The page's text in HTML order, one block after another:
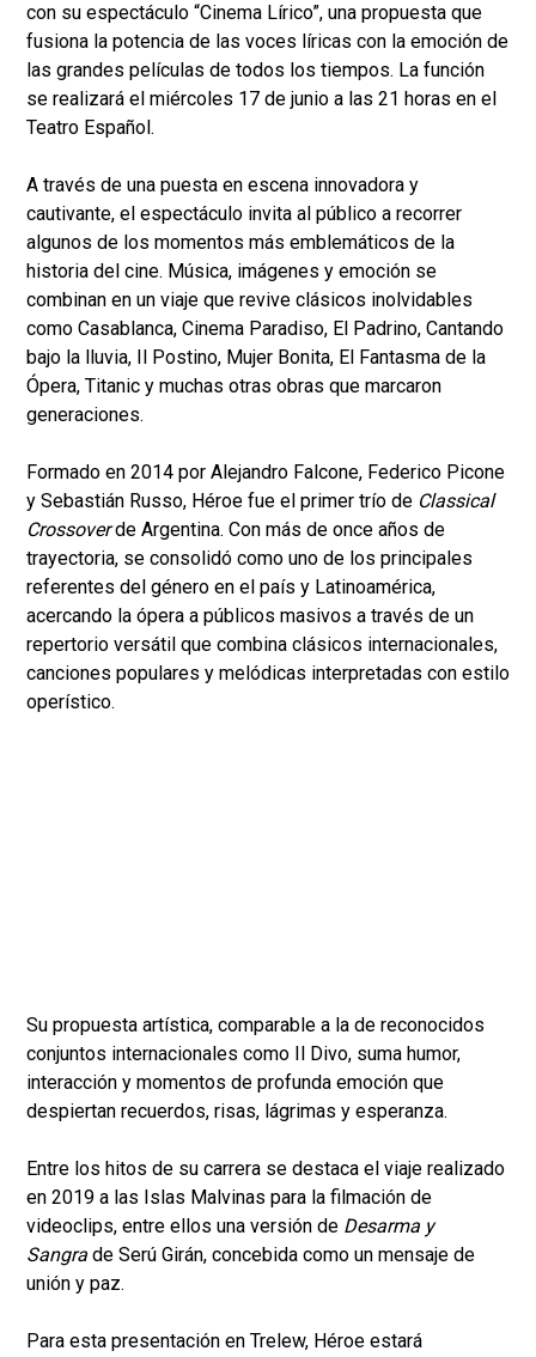
con su espectáculo “Cinema Lírico”, una propuesta que
fusiona la potencia de las voces líricas con la emoción de
las grandes películas de todos los tiempos. La función
se realizará el miércoles 17 de junio a las 21 horas en el
Teatro Español.
A través de una puesta en escena innovadora y
cautivante, el espectáculo invita al público a recorrer
algunos de los momentos más emblemáticos de la
historia del cine. Música, imágenes y emoción se
combinan en un viaje que revive clásicos inolvidables
como Casablanca, Cinema Paradiso, El Padrino, Cantando
bajo la lluvia, Il Postino, Mujer Bonita, El Fantasma de la
Ópera, Titanic y muchas otras obras que marcaron
generaciones.
Formado en 2014 por Alejandro Falcone, Federico Picone
y Sebastián Russo, Héroe fue el primer trío de Classical
Crossoverde Argentina. Con más de once años de
trayectoria, se consolidó como uno de los principales
referentes del género en el país y Latinoamérica,
acercando la ópera a públicos masivos a través de un
repertorio versátil que combina clásicos internacionales,
canciones populares y melódicas interpretadas con estilo
operístico.
Su propuesta artística, comparable a la de reconocidos
conjuntos internacionales como Il Divo, suma humor,
interacción y momentos de profunda emoción que
despiertan recuerdos, risas, lágrimas y esperanza.
Entre los hitos de su carrera se destaca el viaje realizado
en 2019 a las Islas Malvinas para la filmación de
videoclips, entre ellos una versión de Desarma y
Sangra de Serú Girán, concebida como un mensaje de
unión y paz.
Para esta presentación en Trelew, Héroe estará